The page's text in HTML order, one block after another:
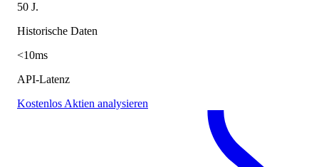
50 J.
Historische Daten
<10ms
API-Latenz
Kostenlos Aktien analysieren